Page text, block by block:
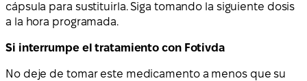
cápsula para sustituirla. Siga tomando la siguiente dosis
a la hora programada.
Si interrumpe el tratamiento con Fotivda
No deje de tomar este medicamento a menos que su